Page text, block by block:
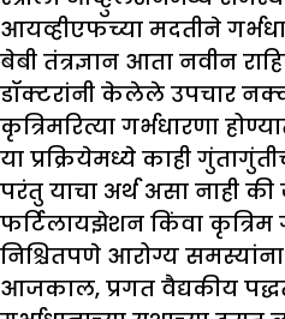
आयव्हीएफच्या मदतीने
बेबी तंत्रज्ञान आता नवीन
डॉक्टरांनी केलेले उपचार
कृत्रिमरित्या गर्भधारणा
या प्रक्रियेमध्ये काही
परंतु याचा अर्थ असा नाही की
फर्टिलायझेशन किंवा कृत्रिम
निश्चितपणे आरोग्य
आजकाल, प्रगत वैद्यकीय